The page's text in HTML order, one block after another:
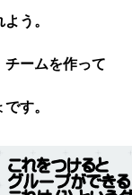
う。
チームを作って
す。